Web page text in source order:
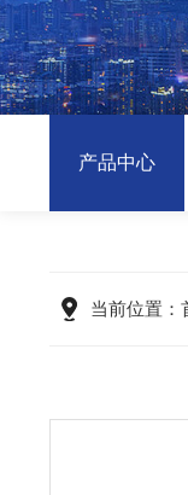
产品中心
当前位置：